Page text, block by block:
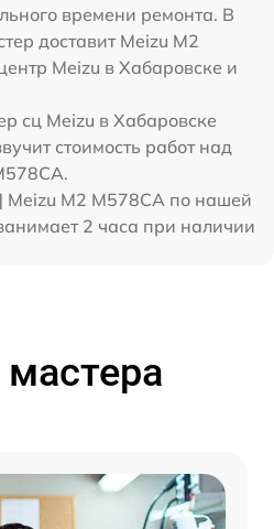
времени ремонта. В
доставит Meizu M2
Meizu в Хабаровске и
сц Meizu в Хабаровске
стоимость работ над
Meizu M2 M578CA по нашей
2 часа при наличии